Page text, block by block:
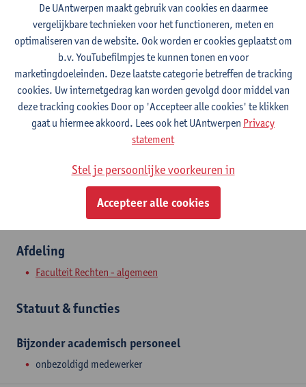
Contact
Stadscampus
Venusstraat 23
2000 Antwerpen, BEL
Afdeling
Faculteit Rechten - algemeen
Statuut & functies
Bijzonder academisch personeel
onbezoldigd medewerker
De UAntwerpen maakt gebruik van cookies en daarmee
vergelijkbare technieken voor het functioneren, meten en
optimaliseren van de website. Ook worden er cookies geplaatst om
b.v. YouTubefilmpjes te kunnen tonen en voor
marketingdoeleinden. Deze laatste categorie betreffen de tracking
cookies. Uw internetgedrag kan worden gevolgd door middel van
deze tracking cookies Door op 'Accepteer alle cookies' te klikken
gaat u hiermee akkoord. Lees ook het UAntwerpen Privacy
statement
Stel je persoonlijke voorkeuren in
Accepteer alle cookies